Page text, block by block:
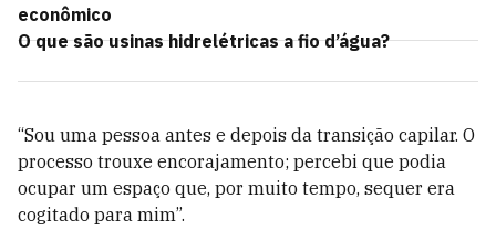
econômico
O que são usinas hidrelétricas a fio d’água?
“Sou uma pessoa antes e depois da transição capilar. O
processo trouxe encorajamento; percebi que podia
ocupar um espaço que, por muito tempo, sequer era
cogitado para mim”.